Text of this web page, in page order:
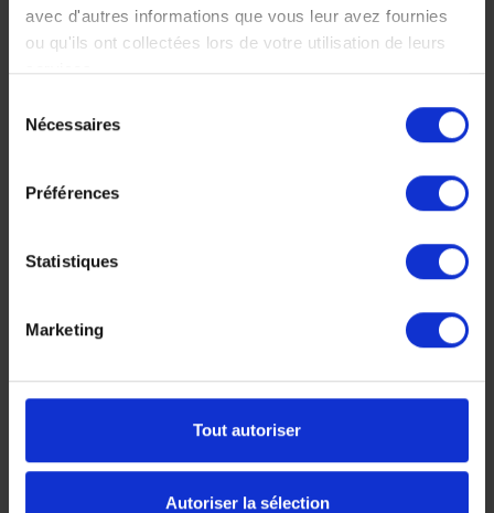
avec d'autres informations que vous leur avez fournies
ou qu'ils ont collectées lors de votre utilisation de leurs
services.
Nécessaires
Préférences
Statistiques
Marketing
Tout autoriser
Autoriser la sélection
8 jours, à partir de 4 000 €
Voyage Mozambique
Circuit Safari
Mozambique et
les îles du nord
La richesse du patrimoine
Mozambique combinée aux
Bazaruto Island
Partez pour l'archipel de
des oiseaux, des coraux,
des dunes et des plages de